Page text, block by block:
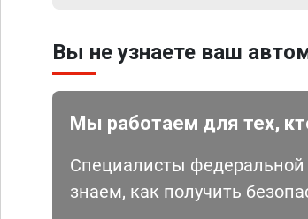
Вы не узнаете ваш
Мы работаем для тех,
Специалисты федеральной
знаем, как получить